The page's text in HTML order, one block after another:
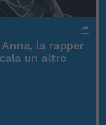
Anna, la rapper
un altro